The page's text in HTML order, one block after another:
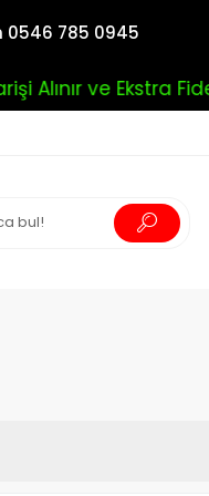
0546 785 0945
ve Ekstra Fide